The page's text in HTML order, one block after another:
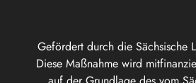
Gefördert durch die Sächsische
Diese Maßnahme wird